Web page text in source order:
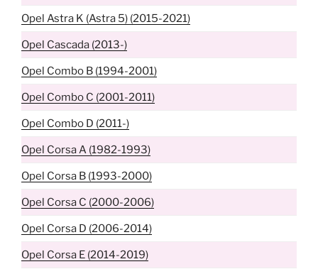
Opel Astra K (Astra 5) (2015-2021)
Opel Cascada (2013-)
Opel Combo B (1994-2001)
Opel Combo C (2001-2011)
Opel Combo D (2011-)
Opel Corsa A (1982-1993)
Opel Corsa B (1993-2000)
Opel Corsa C (2000-2006)
Opel Corsa D (2006-2014)
Opel Corsa E (2014-2019)